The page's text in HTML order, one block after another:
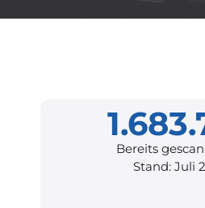
Bereits
Stand: Juli